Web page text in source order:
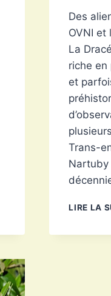
Des
OVNI et
La
riche
et
Trans-
Nartuby
LIRE LA